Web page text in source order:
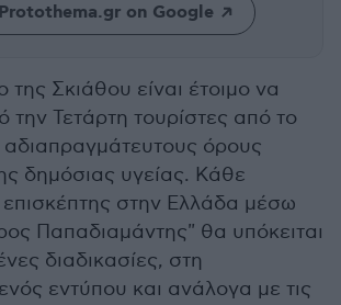
on Google
της Σκιάθου είναι έτοιμο να
την Τετάρτη τουρίστες από το
αδιαπραγμάτευτους όρους
δημόσιας υγείας. Κάθε
επισκέπτης στην Ελλάδα μέσω
Παπαδιαμάντης" θα υπόκειται
διαδικασίες, στη
εντύπου και ανάλογα με τις